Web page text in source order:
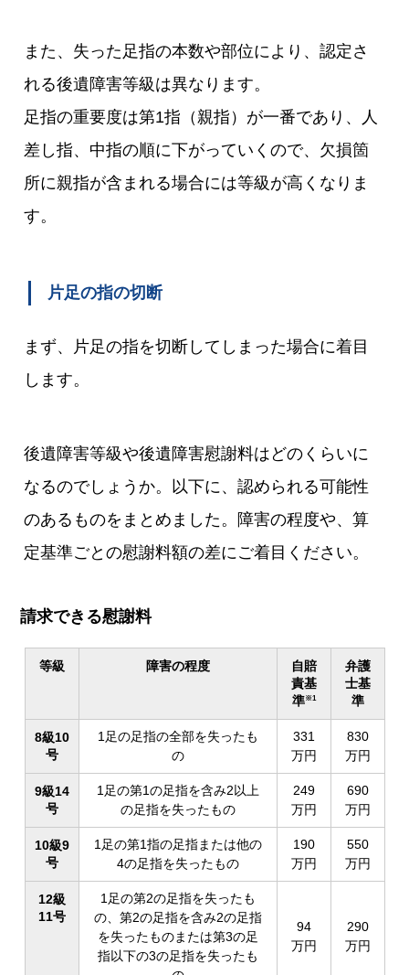
また、失った足指の本数や部位により、認定さ
れる後遺障害等級は異なります。
足指の重要度は第1指（親指）が一番であり、人
差し指、中指の順に下がっていくので、欠損箇
所に親指が含まれる場合には等級が高くなりま
す。
片足の指の切断
まず、片足の指を切断してしまった場合に着目
します。
後遺障害等級や後遺障害慰謝料はどのくらいに
なるのでしょうか。以下に、認められる可能性
のあるものをまとめました。障害の程度や、算
定基準ごとの慰謝料額の差にご着目ください。
請求できる慰謝料
等級 障害の程度
自賠
責基
準※1
弁護
士基
準
8級10
号
1足の足指の全部を失ったも
の
331
万円
830
万円
9級14
号
1足の第1の足指を含み2以上
の足指を失ったもの
249
万円
690
万円
10級9
号
1足の第1指の足指または他の
4の足指を失ったもの
190
万円
550
万円
12級
11号
1足の第2の足指を失ったも
の、第2の足指を含み2の足指
を失ったものまたは第3の足
指以下の3の足指を失ったも
94
万円
290
万円